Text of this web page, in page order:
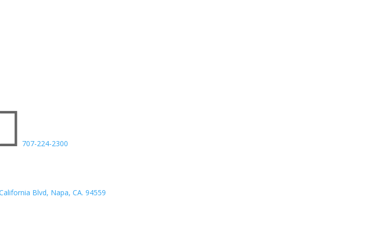
707-224-2300
Blvd, Napa, CA. 94559